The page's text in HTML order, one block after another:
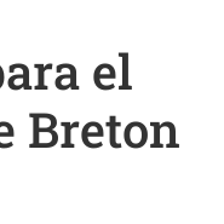
el
Breton